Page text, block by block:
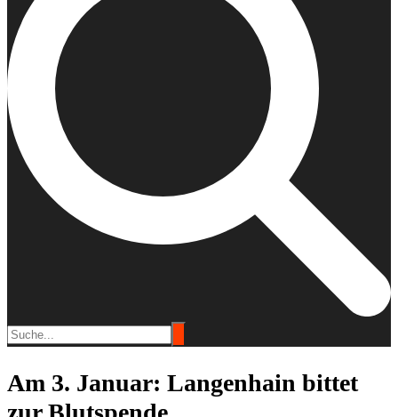
Am 3. Januar: Langenhain bittet